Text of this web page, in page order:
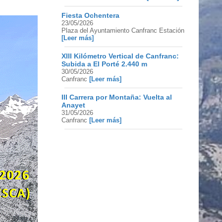
Fiesta Ochentera
23/05/2026
Plaza del Ayuntamiento Canfranc Estación
[Leer más]
XIII Kilómetro Vertical de Canfranc:
Subida a El Porté 2.440 m
30/05/2026
Canfranc [Leer más]
III Carrera por Montaña: Vuelta al
Anayet
31/05/2026
Canfranc [Leer más]